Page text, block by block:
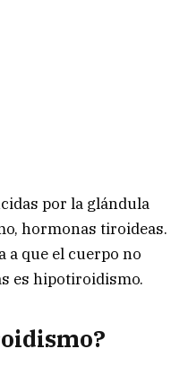
por la glándula
hormonas tiroideas.
a que el cuerpo no
es hipotiroidismo.